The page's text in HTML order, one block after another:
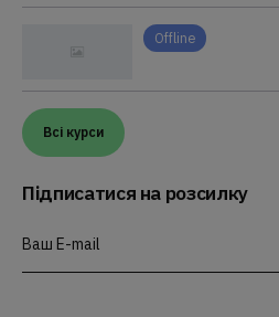
Offline
Всі курси
Підписатися на розсилку
Ваш E-mail